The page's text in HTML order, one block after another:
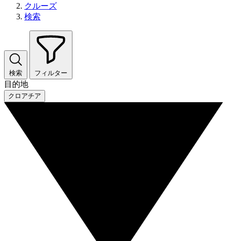
クルーズ
検索
検索 フィルター
目的地
クロアチア